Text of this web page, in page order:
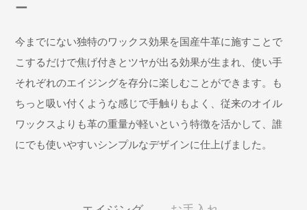
ー
今までにない独特のワックス効果を国産牛革に施すことで
こするだけで焦げ付きとツヤが出る効果が生まれ、使い手
それぞれのエイジングを存分に楽しむことができます。も
ちっと吸い付くような感じで手触りもよく、従来のオイル
ワックスよりも革の重量が軽いという特徴を活かして、誰
にでも使いやすいシンプルなデザインに仕上げました。